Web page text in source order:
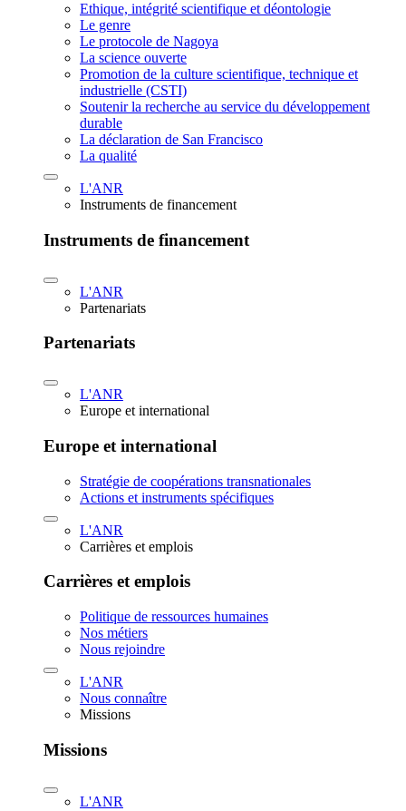
Ethique, intégrité scientifique et déontologie
Le genre
Le protocole de Nagoya
La science ouverte
Promotion de la culture scientifique, technique et
industrielle (CSTI)
Soutenir la recherche au service du développement
durable
La déclaration de San Francisco
La qualité
L'ANR
Instruments de financement
Instruments de financement
L'ANR
Partenariats
Partenariats
L'ANR
Europe et international
Europe et international
Stratégie de coopérations transnationales
Actions et instruments spécifiques
L'ANR
Carrières et emplois
Carrières et emplois
Politique de ressources humaines
Nos métiers
Nous rejoindre
L'ANR
Nous connaître
Missions
Missions
L'ANR